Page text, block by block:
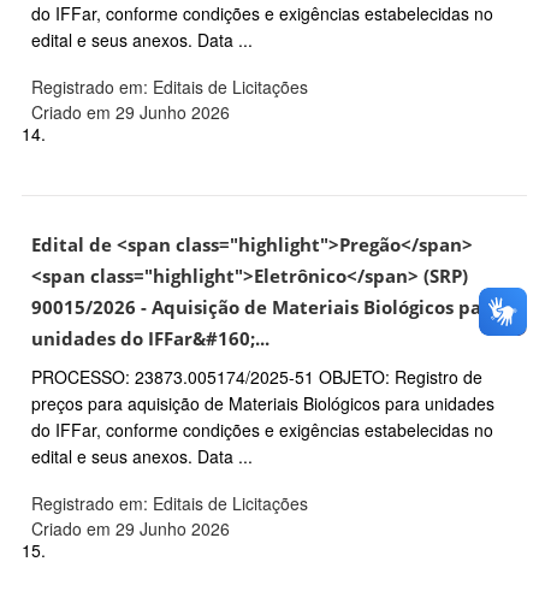
do IFFar, conforme condições e exigências estabelecidas no
edital e seus anexos. Data ...
Registrado em: Editais de Licitações
Criado em 29 Junho 2026
14.
Edital de <span class="highlight">Pregão</span>
<span class="highlight">Eletrônico</span> (SRP)
90015/2026 - Aquisição de Materiais Biológicos para
unidades do IFFar&#160;...
PROCESSO: 23873.005174/2025-51 OBJETO: Registro de
preços para aquisição de Materiais Biológicos para unidades
do IFFar, conforme condições e exigências estabelecidas no
edital e seus anexos. Data ...
Registrado em: Editais de Licitações
Criado em 29 Junho 2026
15.